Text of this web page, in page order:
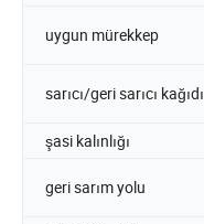
uygun mürekkep
sarıcı/geri sarıcı kağıdı
şasi kalınlığı
geri sarım yolu